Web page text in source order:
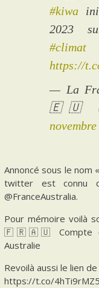
#kiwa
2023
#climat
https://
— La
🇪🇺
Annoncé sous le
twitter est connu
@FranceAustralia.
Pour mémoire voilà
🇫🇷🇦🇺 Compte
Australie
Revoilà aussi le lien
https://t.co/